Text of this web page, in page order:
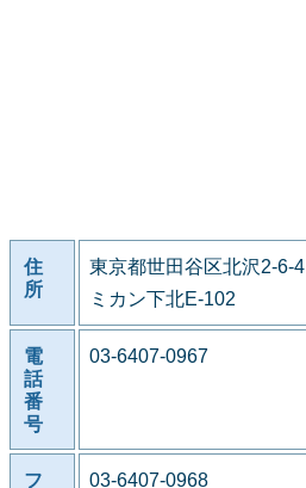
住
所
東京都世田谷区北沢2-6-4
ミカン下北E-102
電
話
番
号
03-6407-0967
フ 03-6407-0968